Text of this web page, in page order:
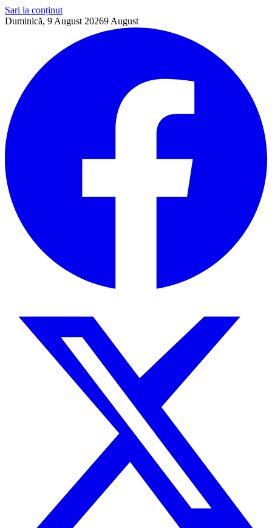
Sari la conținut
Duminică, 9 August 20269 August